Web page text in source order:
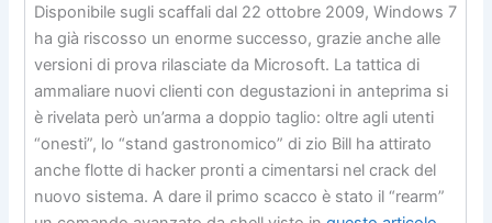
Disponibile sugli scaffali dal 22 ottobre 2009, Windows 7
ha già riscosso un enorme successo, grazie anche alle
versioni di prova rilasciate da Microsoft. La tattica di
ammaliare nuovi clienti con degustazioni in anteprima si
è rivelata però un’arma a doppio taglio: oltre agli utenti
“onesti”, lo “stand gastronomico” di zio Bill ha attirato
anche flotte di hacker pronti a cimentarsi nel crack del
nuovo sistema. A dare il primo scacco è stato il “rearm”